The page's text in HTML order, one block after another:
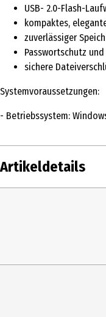
USB- 2.0-Flash-
kompaktes,
zuverlässiger
Passwortschutz
sichere
Systemvoraussetzungen:
- Betriebssystem:
Artikeldetails